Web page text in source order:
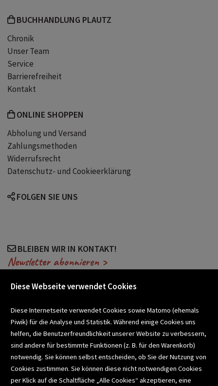
Kinderbuch Eisbär
lesebuch mit großbuchstaben
leselernbuch 1 klasse
fibel lesen lernen 1 klasse
lesebuch für schulanfänger
BUCHHANDLUNG PLAUTZ
Chronik
Unser Team
Service
Barrierefreiheit
Kontakt
ONLINE SHOPPEN
Abholung und Versand
Zahlungsmethoden
Widerrufsrecht
Datenschutz- und Cookieerklärung
FOLGEN SIE UNS
BLEIBEN WIR IN KONTAKT!
Newsletter abonnieren >
SCHULBUCHSERVICE
BUCHEMPFEHLUNGEN
Diese Webseite verwendet Cookies
Diese Internetseite verwendet Cookies sowie Matomo (ehemals
Piwik) für die Analyse und Statistik. Während einige Cookies uns
helfen, die Benutzerfreundlichkeit unserer Website zu verbessern,
sind andere für bestimmte Funktionen (z. B. für den Warenkorb)
notwendig. Sie können selbst entscheiden, ob Sie der Nutzung von
Cookies zustimmen. Sie können diese nicht notwendigen Cookies
per Klick auf die Schaltfläche „Alle Cookies“ akzeptieren, eine